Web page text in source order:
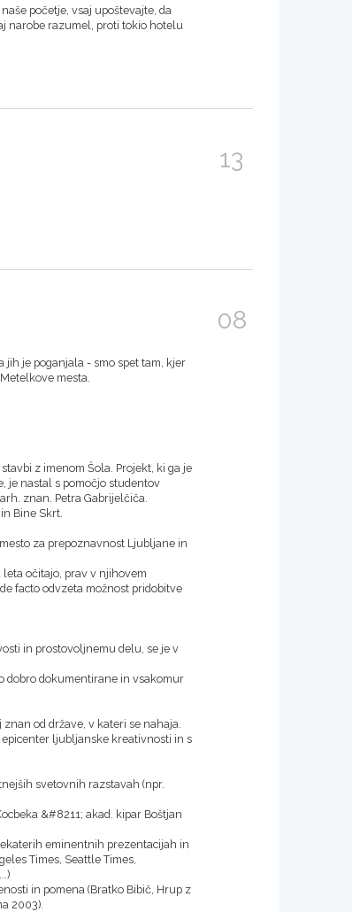
početje, vsaj upoštevajte, da
narobe razumel, proti tokio hotelu
13
je poganjala - smo spet tam, kjer
mesta.
z imenom Šola. Projekt, ki ga je
je nastal s pomočjo studentov
znan. Petra Gabrijelčiča.
Bine Skrt.
za prepoznavnost Ljubljane in
očitajo, prav v njihovem
facto odvzeta možnost pridobitve
in prostovoljnemu delu, se je v
dobro dokumentirane in vsakomur
od države, v kateri se nahaja.
ljubljanske kreativnosti in s
svetovnih razstavah (npr.
&#8211; akad. kipar Boštjan
eminentnih prezentacijah in
Times, Seattle Times,
in pomena (Bratko Bibič, Hrup z
2003).
08